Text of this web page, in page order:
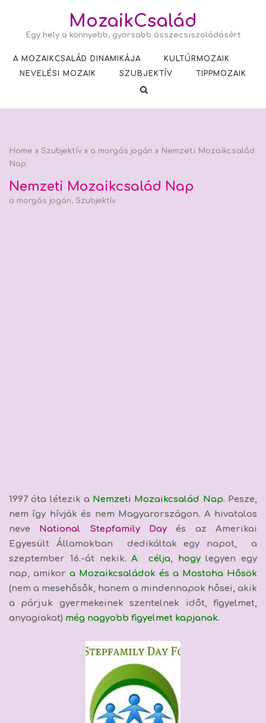
content
MozaikCsalád
Egy hely a könnyebb, gyorsabb összecsiszolódásért
A MOZAIKCSALÁD DINAMIKÁJA
KULTÚRMOZAIK
NEVELÉSI MOZAIK
SZUBJEKTÍV TIPPMOZAIK
Home » Szubjektív » a morgás jogán » Nemzeti Mozaikcsalád
Nap
Nemzeti Mozaikcsalád Nap
a morgás jogán, Szubjektív
1997 óta létezik a Nemzeti Mozaikcsalád Nap. Pesze,
nem így hívják és nem Magyarországon. A hivatalos
neve National Stepfamily Day és az Amerikai
Egyesült Államokban dedikáltak egy napot, a
szeptember 16.-át nekik.A célja, hogylegyen egy
nap, amikor a Mozaikcsaládok és a Mostoha Hősök
(nem a mesehősők, hanem a mindennapok hősei, akik
a párjuk gyermekeinek szentelnek időt, figyelmet,
anyagiakat) még nagyobb figyelmet kapjanak.